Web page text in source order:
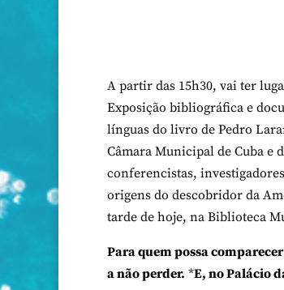
A partir das 15h30, vai ter
Exposição bibliográfica e
línguas do livro de Pedro
Câmara Municipal de Cuba e
conferencistas,
origens do descobridor da
tarde de hoje, na Biblioteca
Para quem possa
a não perder. *E, no Palácio